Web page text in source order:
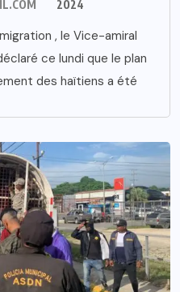
2024
, le Vice-amiral
ce lundi que le plan
des haïtiens a été